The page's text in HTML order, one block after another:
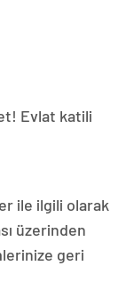
Evlat katili
ile ilgili olarak
üzerinden
geri